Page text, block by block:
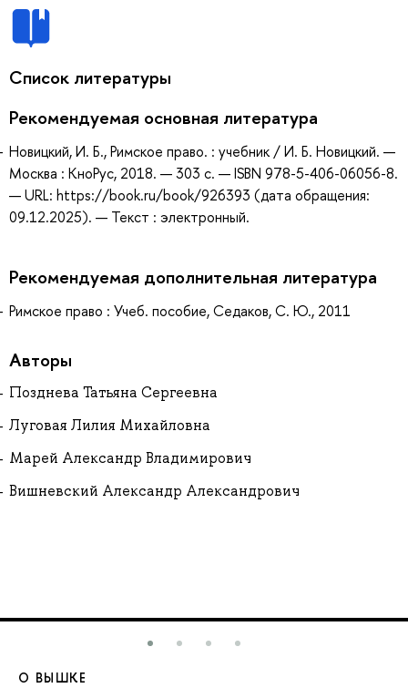
Список литературы
Рекомендуемая основная литература
Новицкий, И. Б., Римское право. : учебник / И. Б. Новицкий. —
Москва : КноРус, 2018. — 303 с. — ISBN 978-5-406-06056-8.
— URL: https://book.ru/book/926393 (дата обращения:
09.12.2025). — Текст : электронный.
Рекомендуемая дополнительная литература
Римское право : Учеб. пособие, Седаков, С. Ю., 2011
Авторы
Позднева Татьяна Сергеевна
Луговая Лилия Михайловна
Марей Александр Владимирович
Вишневский Александр Александрович
О ВЫШКЕ